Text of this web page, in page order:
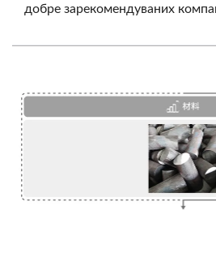
добре зарекомендуваних